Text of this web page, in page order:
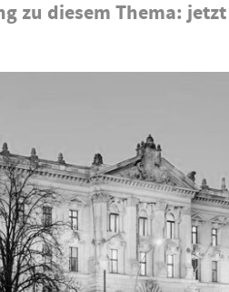
zu diesem Thema: